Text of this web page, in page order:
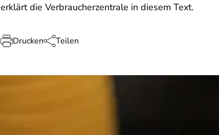
erklärt die Verbraucherzentrale in diesem Text.
Drucken Teilen